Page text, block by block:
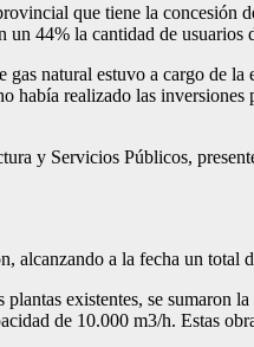
que tiene la concesión
44% la cantidad de usuarios
gas natural estuvo a cargo
realizado las
y Servicios Públicos,
a la fecha un total
existentes, se sumaron la
de 10.000 m3/h. Estas